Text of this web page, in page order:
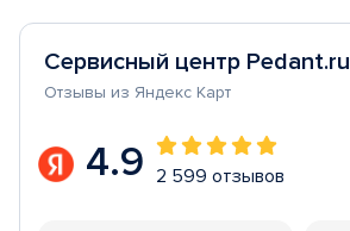
Сервисный центр Pedant.ru
Отзывы из Яндекс Карт
4.9 2 599 отзывов